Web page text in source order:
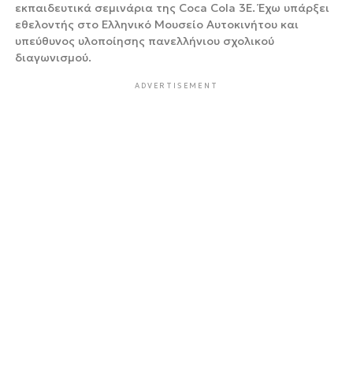
εκπαιδευτικά σεμινάρια της Coca Cola 3Ε. Έχω υπάρξει
εθελοντής στο Ελληνικό Μουσείο Αυτοκινήτου και
υπεύθυνος υλοποίησης πανελλήνιου σχολικού
διαγωνισμού.
ADVERTISEMENT